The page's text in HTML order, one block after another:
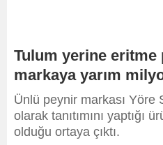
Tulum yerine eritme
markaya yarım
Ünlü peynir markası Yöre
olarak tanıtımını yaptığı
olduğu ortaya çıktı.